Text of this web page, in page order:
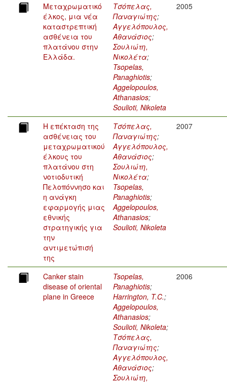
Μεταχρωματικό
έλκος, μια νέα
καταστρεπτική
ασθένεια του
πλατάνου στην
Ελλάδα.
Τσόπελας,
Παναγιώτης;
Αγγελόπουλος,
Αθανάσιος;
Σουλιώτη,
Νικολέτα;
Tsopelas,
Panaghiotis;
Aggelopoulos,
Athanasios;
Soulioti, Nikoleta
2005
Η επέκταση της
ασθένειας του
μεταχρωματικού
έλκους του
πλατάνου στη
νοτιοδυτική
Πελοπόννησο και
η ανάγκη
εφαρμογής μιας
εθνικής
στρατηγικής για
την
αντιμετώπισή
της
Τσόπελας,
Παναγιώτης;
Αγγελόπουλος,
Αθανάσιος;
Σουλιώτη,
Νικολέτα;
Tsopelas,
Panaghiotis;
Aggelopoulos,
Athanasios;
Soulioti, Nikoleta
2007
Canker stain
disease of oriental
plane in Greece
Tsopelas,
Panaghiotis;
Harrington, T.C.;
Aggelopoulos,
Athanasios;
Soulioti, Nikoleta;
Τσόπελας,
Παναγιώτης;
Αγγελόπουλος,
Αθανάσιος;
Σουλιώτη,
2006